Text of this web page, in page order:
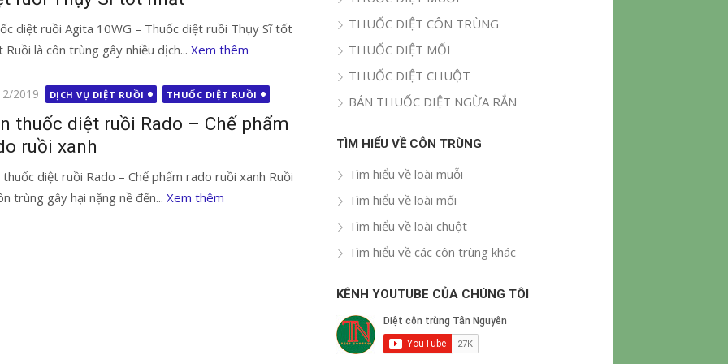
diệt ruồi Agita 10WG – Thuốc diệt ruồi Thụy Sĩ tốt
Ruồi là côn trùng gây nhiều dịch... Xem thêm
2019 DỊCH VỤ DIỆT RUỒI THUỐC DIỆT RUỒI
thuốc diệt ruồi Rado – Chế phẩm
ruồi xanh
thuốc diệt ruồi Rado – Chế phẩm rado ruồi xanh Ruồi
trùng gây hại nặng nề đến... Xem thêm
THUỐC DIỆT CÔN TRÙNG
THUỐC DIỆT MỐI
THUỐC DIỆT CHUỘT
BÁN THUỐC DIỆT NGỪA RẮN
TÌM HIỂU VỀ CÔN TRÙNG
Tìm hiểu về loài muỗi
Tìm hiểu về loài mối
Tìm hiểu về loài chuột
Tìm hiểu về các côn trùng khác
KÊNH YOUTUBE CỦA CHÚNG TÔI